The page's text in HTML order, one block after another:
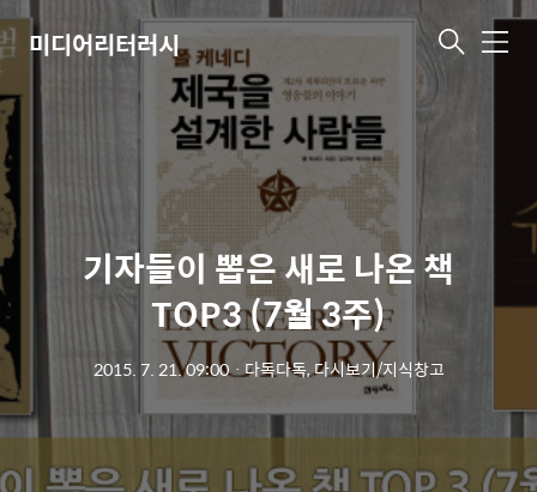
미디어리터러시 메
기자들이 뽑은 새로 나온 책
TOP3 (7월 3주)
2015. 7. 21. 09:00ㆍ다독다독, 다시보기/지식창고